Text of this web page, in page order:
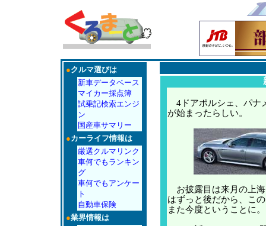
●クルマ選びは
新車データベース
マイカー採点簿
試乗記検索エンジ
ン
国産車サマリー
●カーライフ情報は
厳選クルマリンク
車何でもランキン
グ
車何でもアンケー
ト
自動車保険
●業界情報は
4ドアポルシェ、パナ
が始まったらしい。
お披露目は来月の上
はずっと後だから、こ
また今度ということに。